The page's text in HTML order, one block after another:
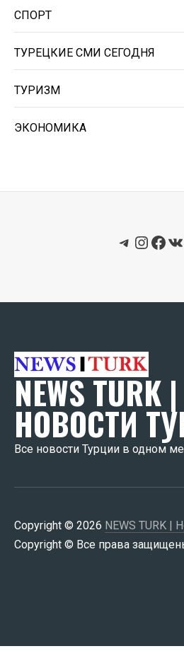
СПОРТ
ТУРЕЦКИЕ СМИ СЕГОДНЯ
ТУРИЗМ
ЭКОНОМИКА
NEWS TURK |
НОВОСТИ
Все новости Турции в одном
Copyright © 2026 NEWS TURK |
Copyright © Все права